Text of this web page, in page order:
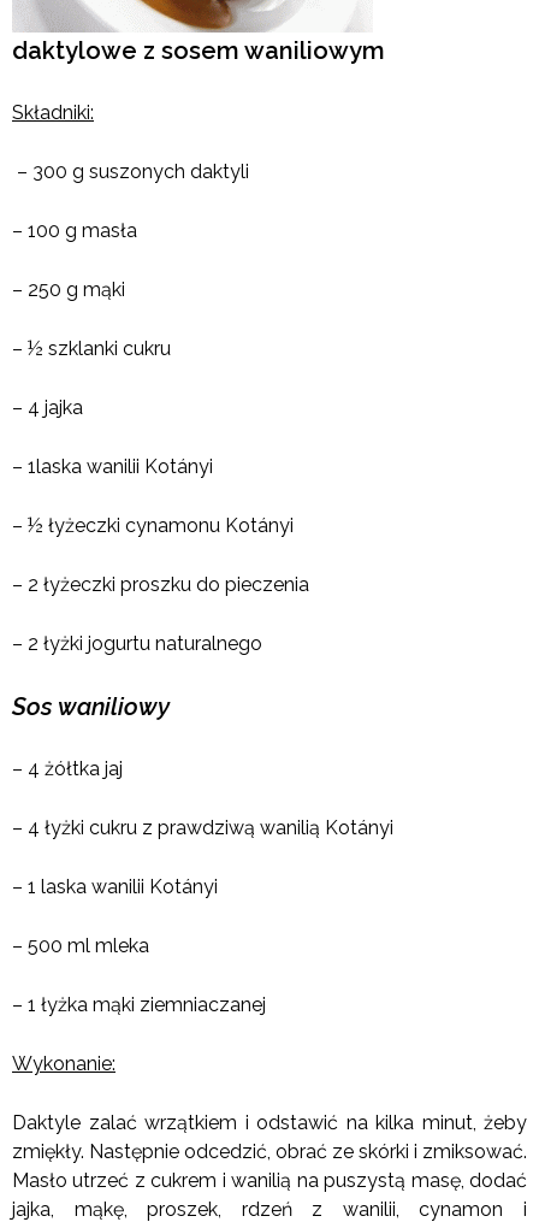
daktylowe z sosem waniliowym
Składniki:
– 300 g suszonych daktyli
– 100 g masła
– 250 g mąki
– ½ szklanki cukru
– 4 jajka
– 1laska wanilii Kotányi
– ½ łyżeczki cynamonu Kotányi
– 2 łyżeczki proszku do pieczenia
– 2 łyżki jogurtu naturalnego
Sos waniliowy
– 4 żółtka jaj
– 4 łyżki cukru z prawdziwą wanilią Kotányi
– 1 laska wanilii Kotányi
– 500 ml mleka
– 1 łyżka mąki ziemniaczanej
Wykonanie:
Daktyle zalać wrzątkiem i odstawić na kilka minut, żeby
zmiękły. Następnie odcedzić, obrać ze skórki i zmiksować.
Masło utrzeć z cukrem i wanilią na puszystą masę, dodać
jajka, mąkę, proszek, rdzeń z wanilii, cynamon i